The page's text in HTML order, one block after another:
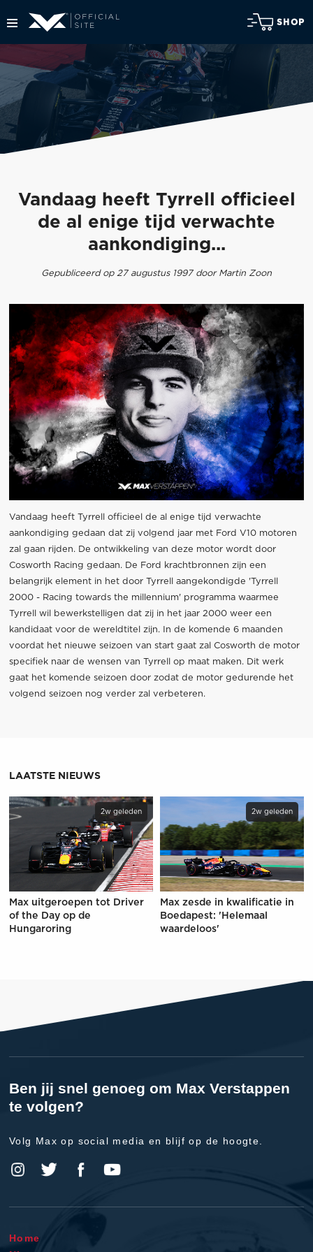
SHOP
Vandaag heeft Tyrrell officieel
de al enige tijd verwachte
aankondiging...
Gepubliceerd op 27 augustus 1997 door Martin Zoon
Vandaag heeft Tyrrell officieel de al enige tijd verwachte
aankondiging gedaan dat zij volgend jaar met Ford V10 motoren
zal gaan rijden. De ontwikkeling van deze motor wordt door
Cosworth Racing gedaan. De Ford krachtbronnen zijn een
belangrijk element in het door Tyrrell aangekondigde 'Tyrrell
2000 - Racing towards the millennium' programma waarmee
Tyrrell wil bewerkstelligen dat zij in het jaar 2000 weer een
kandidaat voor de wereldtitel zijn. In de komende 6 maanden
voordat het nieuwe seizoen van start gaat zal Cosworth de motor
specifiek naar de wensen van Tyrrell op maat maken. Dit werk
gaat het komende seizoen door zodat de motor gedurende het
volgend seizoen nog verder zal verbeteren.
LAATSTE NIEUWS
2w geleden
Max uitgeroepen tot Driver
of the Day op de
Hungaroring
2w geleden
Max zesde in kwalificatie in
Boedapest: 'Helemaal
waardeloos'
Ben jij snel genoeg om Max Verstappen
te volgen?
Volg Max op social media en blijf op de hoogte.
Home